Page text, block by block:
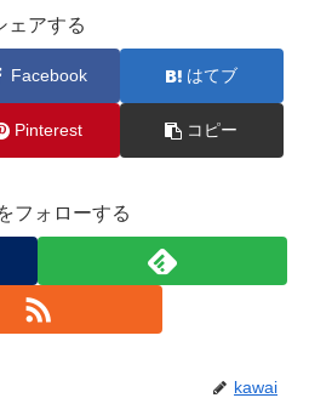
ェアする
Facebook はてブ
Pinterest コピー
フォローする
kawai